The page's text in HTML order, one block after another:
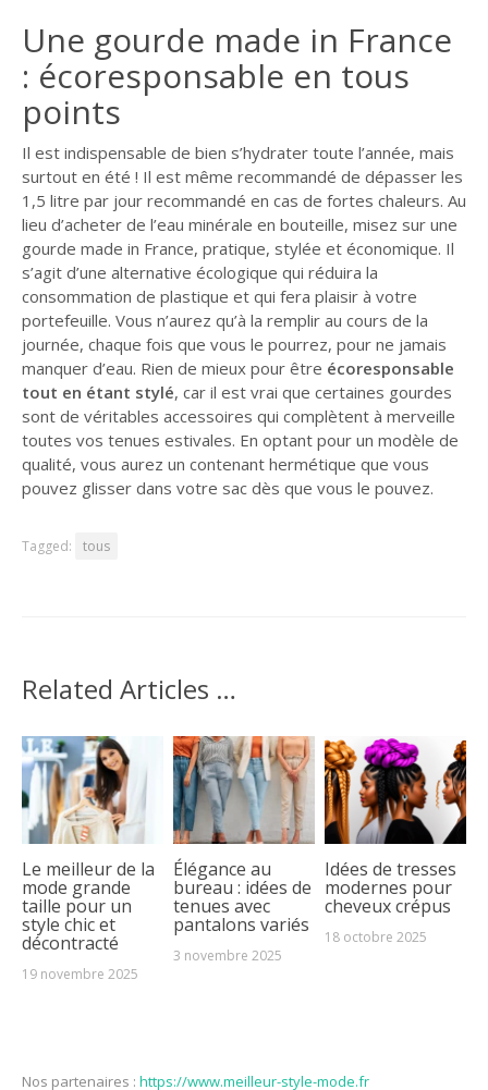
Une gourde made in France
: écoresponsable en tous
points
Il est indispensable de bien s’hydrater toute l’année, mais
surtout en été ! Il est même recommandé de dépasser les
1,5 litre par jour recommandé en cas de fortes chaleurs. Au
lieu d’acheter de l’eau minérale en bouteille, misez sur une
gourde made in France, pratique, stylée et économique. Il
s’agit d’une alternative écologique qui réduira la
consommation de plastique et qui fera plaisir à votre
portefeuille. Vous n’aurez qu’à la remplir au cours de la
journée, chaque fois que vous le pourrez, pour ne jamais
manquer d’eau. Rien de mieux pour être écoresponsable
tout en étant stylé, car il est vrai que certaines gourdes
sont de véritables accessoires qui complètent à merveille
toutes vos tenues estivales. En optant pour un modèle de
qualité, vous aurez un contenant hermétique que vous
pouvez glisser dans votre sac dès que vous le pouvez.
Tagged: tous
Related Articles …
Le meilleur de la
mode grande
taille pour un
style chic et
décontracté
19 novembre 2025
Élégance au
bureau : idées de
tenues avec
pantalons variés
3 novembre 2025
Idées de tresses
modernes pour
cheveux crépus
18 octobre 2025
Nos partenaires : https://www.meilleur-style-mode.fr